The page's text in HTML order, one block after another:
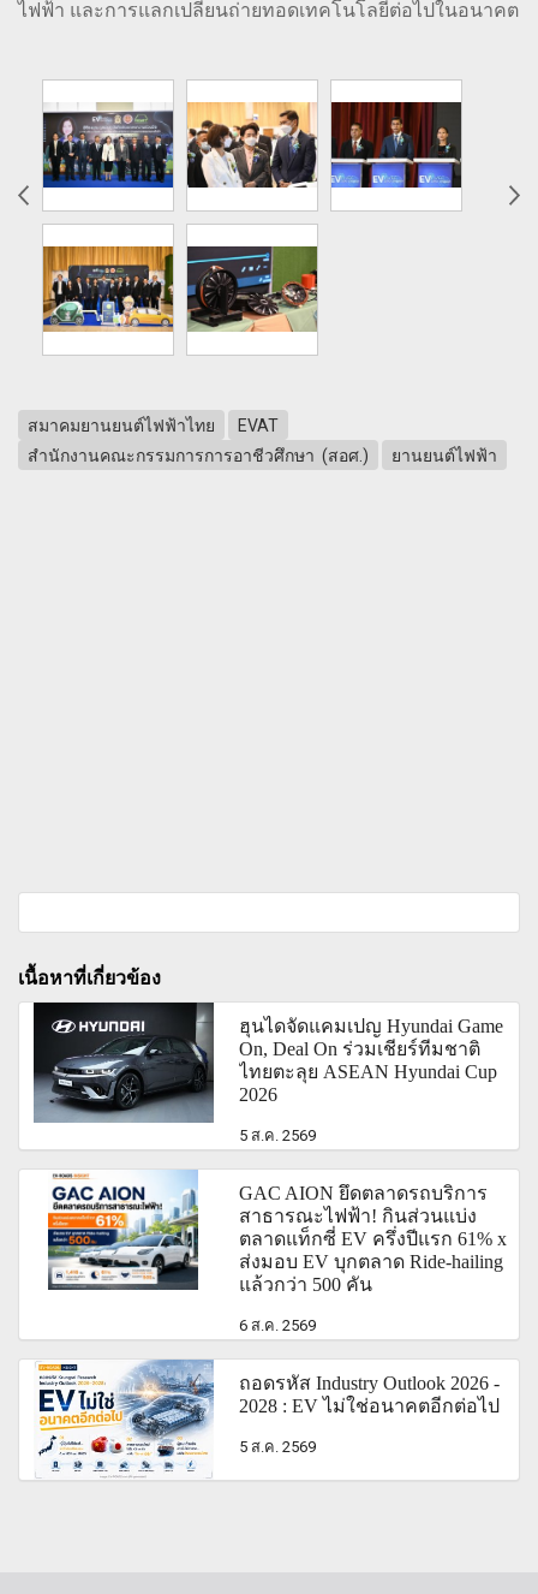
ไฟฟ้า และการแลกเปลี่ยนถ่ายทอดเทคโนโลยีต่อไปในอนาคต
สมาคมยานยนต์ไฟฟ้าไทย
EVAT
สำนักงานคณะกรรมการการอาชีวศึกษา (สอศ.)
ยานยนต์ไฟฟ้า
เนื้อหาที่เกี่ยวข้อง
ฮุนไดจัดแคมเปญ Hyundai Game
On, Deal On ร่วมเชียร์ทีมชาติ
ไทยตะลุย ASEAN Hyundai Cup
2026
5 ส.ค. 2569
GAC AION ยึดตลาดรถบริการ
สาธารณะไฟฟ้า! กินส่วนแบ่ง
ตลาดแท็กซี่ EV ครึ่งปีแรก 61% x
ส่งมอบ EV บุกตลาด Ride-hailing
แล้วกว่า 500 คัน
6 ส.ค. 2569
ถอดรหัส Industry Outlook 2026 -
2028 : EV ไม่ใช่อนาคตอีกต่อไป
5 ส.ค. 2569